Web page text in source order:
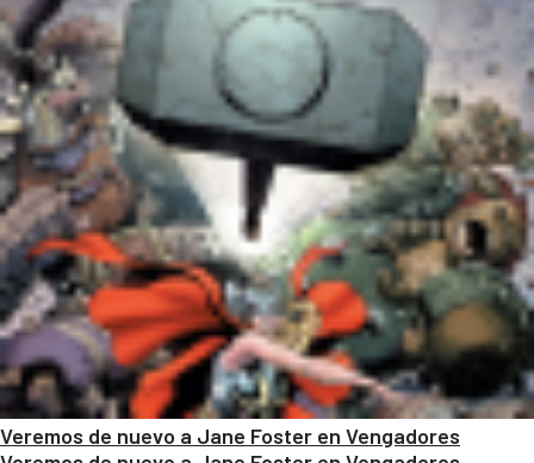
Veremos de nuevo a Jane Foster en Vengadores